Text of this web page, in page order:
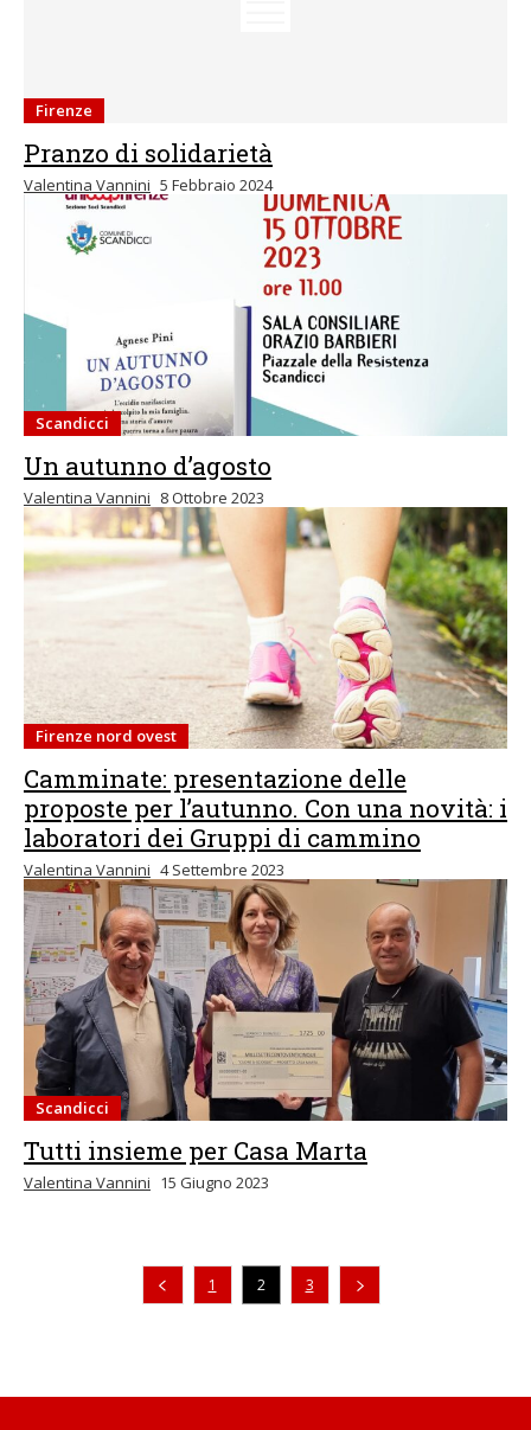
Firenze
Pranzo di solidarietà
Valentina Vannini 5 Febbraio 2024
Scandicci
Un autunno d’agosto
Valentina Vannini 8 Ottobre 2023
Firenze nord ovest
Camminate: presentazione delle
proposte per l’autunno. Con una novità: i
laboratori dei Gruppi di cammino
Valentina Vannini 4 Settembre 2023
Scandicci
Tutti insieme per Casa Marta
Valentina Vannini 15 Giugno 2023
Pagina precedente
1 2 3